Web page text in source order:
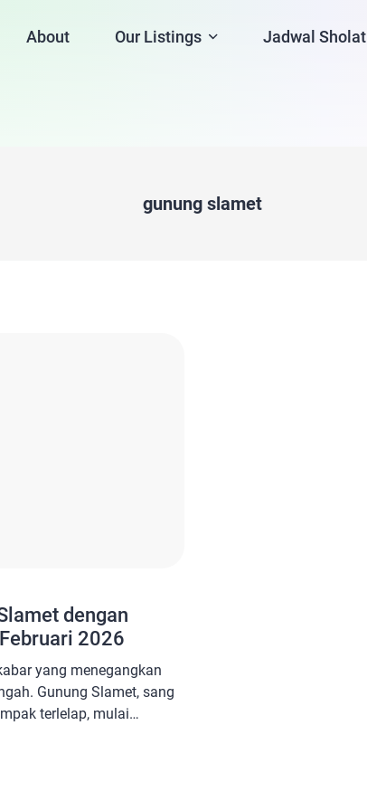
About Our Listings Jadwal Sholat
gunung slamet
dengan
2026
yang menegangkan
Gunung Slamet, sang
terlelap, mulai